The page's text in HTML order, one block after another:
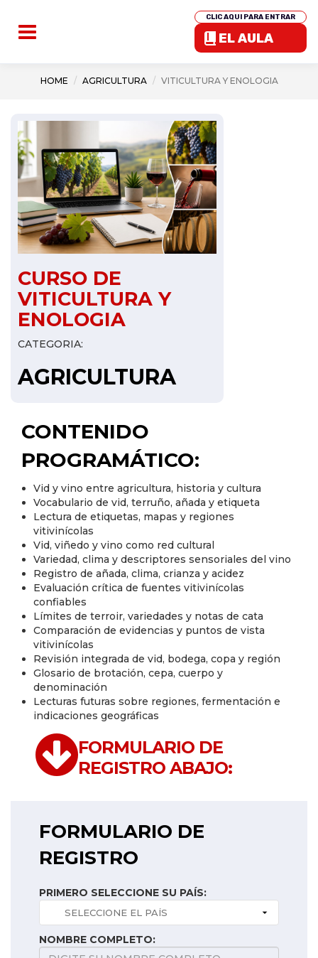
CLIC AQUI PARA ENTRAR
EL AULA
HOME AGRICULTURA VITICULTURA Y ENOLOGIA
CURSO DE
VITICULTURA Y
ENOLOGIA
CATEGORIA:
AGRICULTURA
CONTENIDO
PROGRAMÁTICO:
Vid y vino entre agricultura, historia y cultura
Vocabulario de vid, terruño, añada y etiqueta
Lectura de etiquetas, mapas y regiones
vitivinícolas
Vid, viñedo y vino como red cultural
Variedad, clima y descriptores sensoriales del vino
Registro de añada, clima, crianza y acidez
Evaluación crítica de fuentes vitivinícolas
confiables
Límites de terroir, variedades y notas de cata
Comparación de evidencias y puntos de vista
vitivinícolas
Revisión integrada de vid, bodega, copa y región
Glosario de brotación, cepa, cuerpo y
denominación
Lecturas futuras sobre regiones, fermentación e
indicaciones geográficas
FORMULARIO DE
REGISTRO ABAJO:
FORMULARIO DE
REGISTRO
PRIMERO SELECCIONE SU PAÍS:
NOMBRE COMPLETO: